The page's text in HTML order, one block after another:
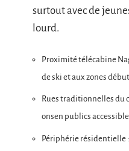
surtout avec de
lourd.
Proximité télécabine
de ski et aux zones
Rues traditionnelles du
onsen publics
Périphérie résidentielle